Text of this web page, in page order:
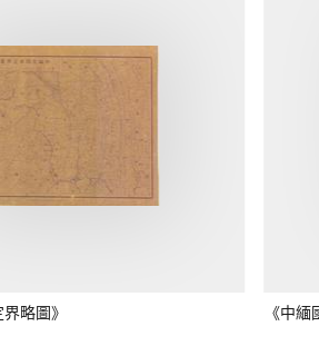
略圖》 《中